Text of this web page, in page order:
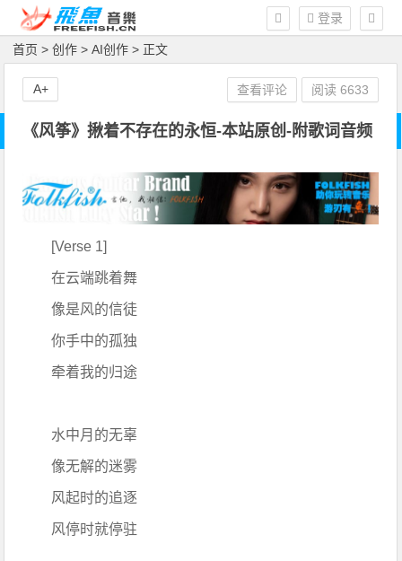
登录
首页 >创作 >AI创作 > 正文
《风筝》揪着不存在的永恒-本站原创-附歌词音频
[Verse 1]
在云端跳着舞
像是风的信徒
你手中的孤独
牵着我的归途
水中月的无辜
像无解的迷雾
风起时的追逐
风停时就停驻
查看评论 阅读6633
A+